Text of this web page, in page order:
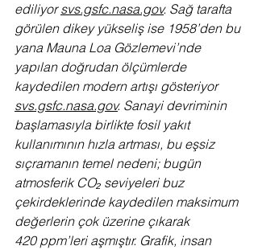
ediliyor svs.gsfc.nasa.gov. Sağ tarafta
görülen dikey yükseliş ise 1958’den bu
yana Mauna Loa Gözlemevi’nde
yapılan doğrudan ölçümlerde
kaydedilen modern artışı gösteriyor
svs.gsfc.nasa.gov. Sanayi devriminin
başlamasıyla birlikte fosil yakıt
kullanımının hızla artması, bu eşsiz
sıçramanın temel nedeni; bugün
atmosferik CO₂ seviyeleri buz
çekirdeklerinde kaydedilen maksimum
değerlerin çok üzerine çıkarak
420 ppm’leri aşmıştır. Grafik, insan